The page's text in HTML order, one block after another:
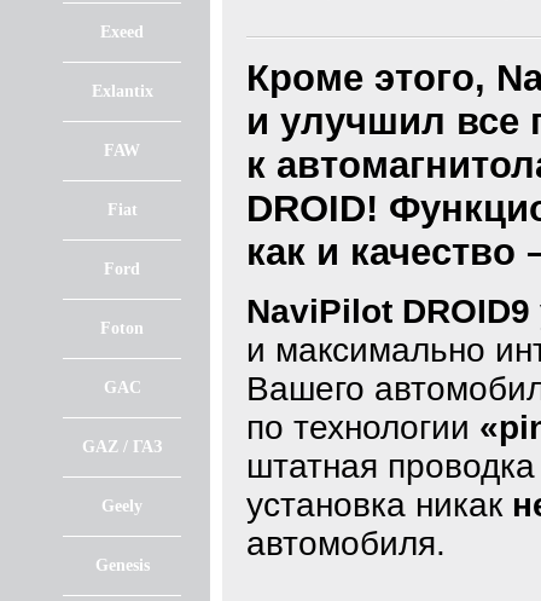
Exeed
Exlantix
FAW
Fiat
Ford
Foton
GAC
GAZ / ГАЗ
Geely
Genesis
Кроме этого,
и улучшил все
к
DROID!
как и качество
NaviPilot DROID9
и максимально
Вашего
по технологии
штатная
установка никак
автомобиля.